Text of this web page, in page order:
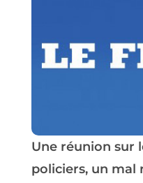
Une réunion sur
policiers, un mal